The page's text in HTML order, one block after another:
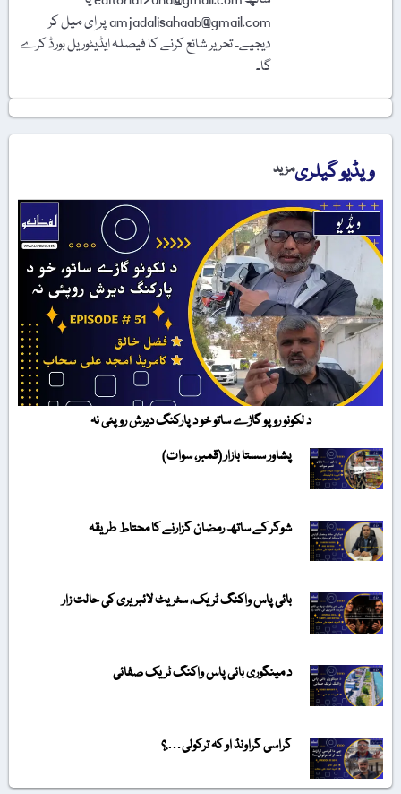
amjadalisahaab@gmail.com پر اِی میل کر
دیجیے۔ تحریر شائع کرنے کا فیصلہ ایڈیٹوریل بورڈ کرے
گا۔
ویڈیو گیلریمزید
د لکونو روپو گاڑے ساتو خو د پارکنگ دیرش روپئی نہ
پشاور سستا بازار (قمبر، سوات)
شوگر کے ساتھ رمضان گزارنے کا محتاط طریقہ
بائی پاس واکنگ ٹریک، سٹریٹ لائبریری کی حالت زار
د مینگوری بائی پاس واکنگ ٹریک صفائی
گراسی گراونڈ او کہ ترکولی….؟